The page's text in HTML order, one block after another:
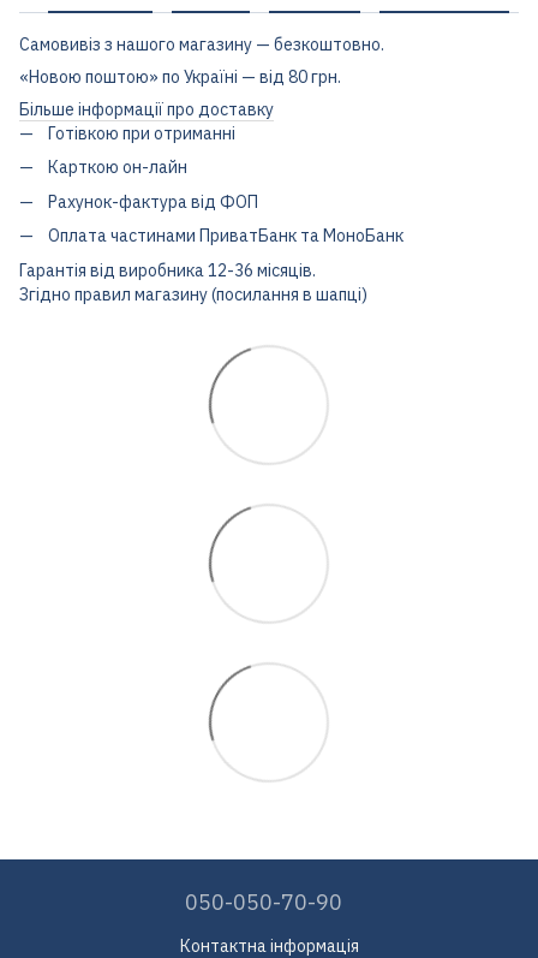
Самовивіз з нашого магазину — безкоштовно.
«Новою поштою» по Україні — від 80 грн.
Більше інформації про доставку
Готівкою при отриманні
Карткою он-лайн
Рахунок-фактура від ФОП
Оплата частинами ПриватБанк та МоноБанк
Гарантія від виробника 12-36 місяців.
Згідно правил магазину (посилання в шапці)
050-050-70-90
Контактна інформація